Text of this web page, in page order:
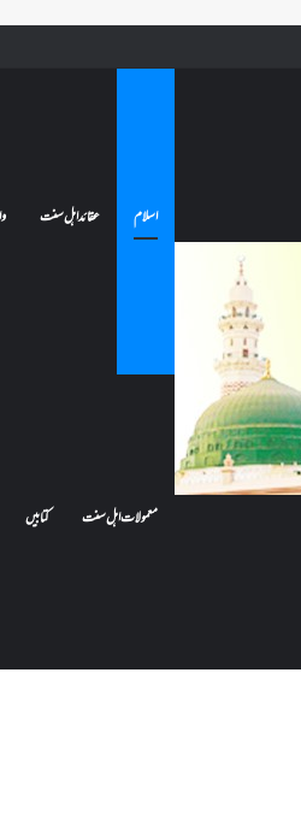
کیا معتکف فنائے مسجد میں جا سکتا ہے؟
اسلام عقائد اہل سنت
معمولات اہل سنت کتابیں